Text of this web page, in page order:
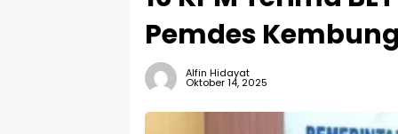
Pemdes
Alfin Hidayat
Oktober 14, 2025